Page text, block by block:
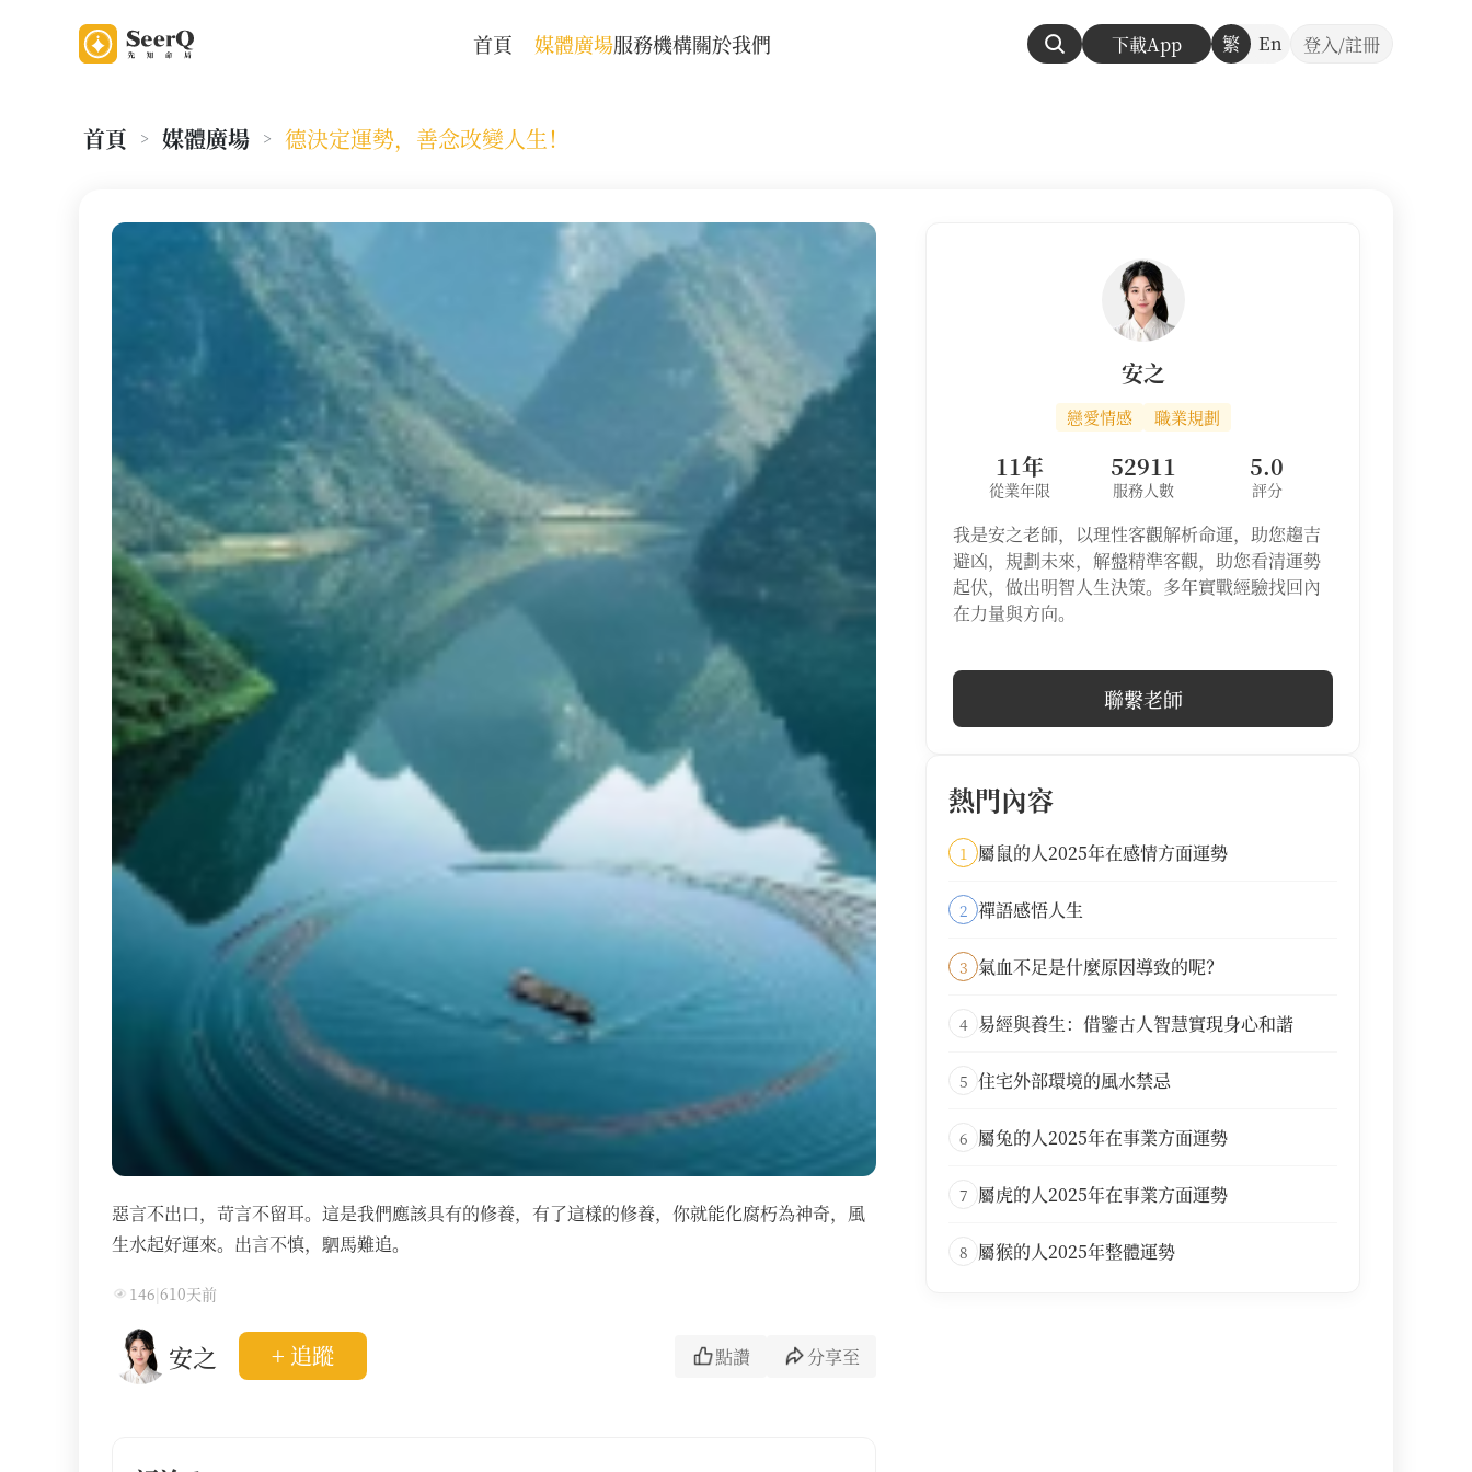
首頁 媒體廣場服務機構關於我們 下載App 繁 En 登入/註冊
首頁 > 媒體廣場 > 德決定運勢，善念改變人生！
惡言不出口，苛言不留耳。這是我們應該具有的修養，有了這樣的修養，你就能化腐朽為神奇，風
生水起好運來。出言不慎，駟馬難追。
146|610天前
安之 + 追蹤 點讚 分享至
安之
戀愛情感 職業規劃
11年
從業年限
52911
服務人數
5.0
評分
我是安之老師，以理性客觀解析命運，助您趨吉
避凶，規劃未來，解盤精準客觀，助您看清運勢
起伏，做出明智人生決策。多年實戰經驗找回內
在力量與方向。
聯繫老師
熱門內容
1 屬鼠的人2025年在感情方面運勢
2 禪語感悟人生
3 氣血不足是什麼原因導致的呢？
4 易經與養生：借鑒古人智慧實現身心和諧
5 住宅外部環境的風水禁忌
6 屬兔的人2025年在事業方面運勢
7 屬虎的人2025年在事業方面運勢
8 屬猴的人2025年整體運勢